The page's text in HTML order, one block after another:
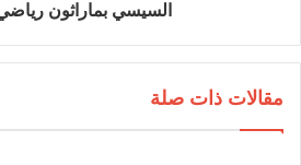
السيسي بماراثون
مقالات ذات صلة